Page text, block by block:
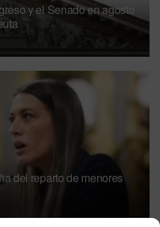
y el Senado en agosto
del reparto de menores